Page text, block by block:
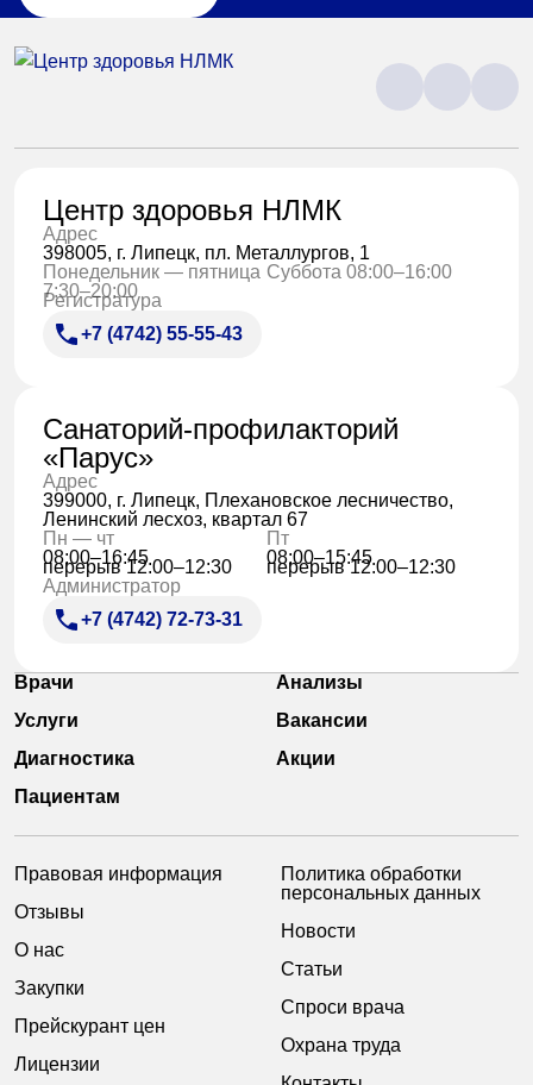
Центр здоровья НЛМК
Адрес
398005, г. Липецк, пл. Металлургов, 1
Понедельник — пятница
7:30–20:00
Суббота 08:00–16:00
Регистратура
+7 (4742) 55-55-43
Санаторий-профилакторий
«Парус»
Адрес
399000, г. Липецк, Плехановское лесничество,
Ленинский лесхоз, квартал 67
Пн — чт
08:00–16:45
перерыв 12:00–12:30
Пт
08:00–15:45
перерыв 12:00–12:30
Администратор
+7 (4742) 72-73-31
Врачи
Анализы
Услуги
Вакансии
Диагностика
Акции
Пациентам
Правовая информация
Отзывы
О нас
Закупки
Прейскурант цен
Лицензии
Политика обработки
персональных данных
Новости
Статьи
Спроси врача
Охрана труда